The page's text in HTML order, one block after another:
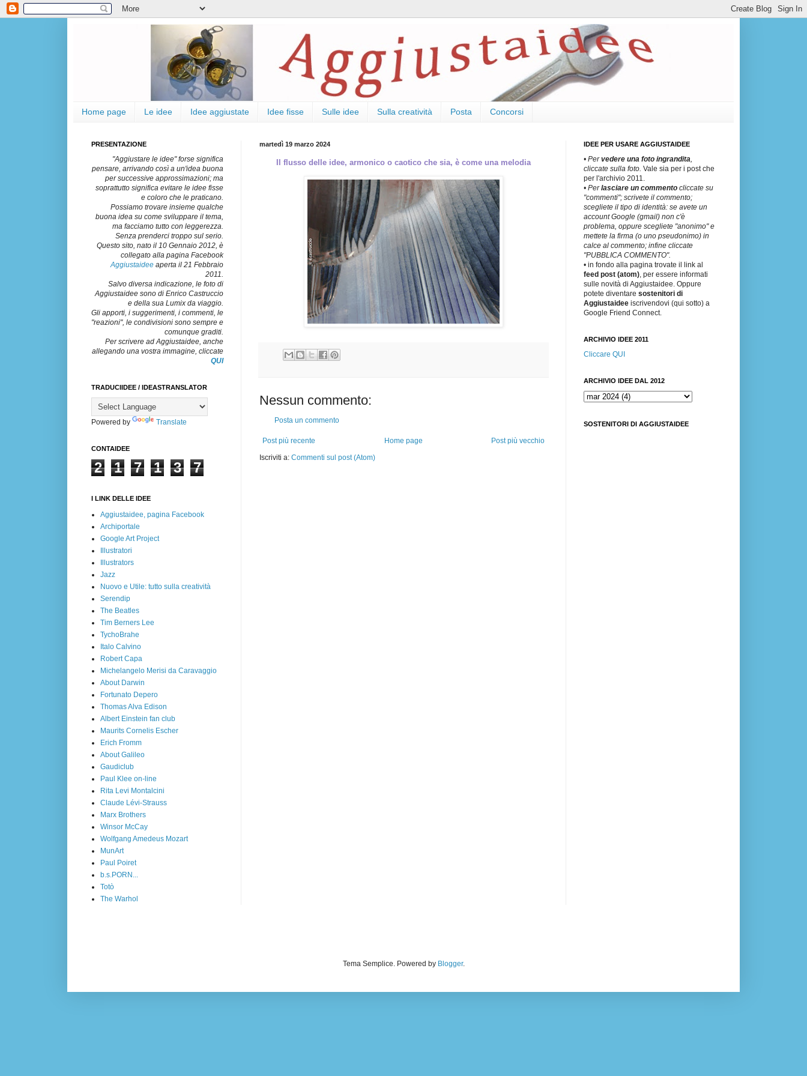
Home page Le idee Idee aggiustate Idee fisse Sulle idee Sulla creatività Posta Concorsi
martedì 19 marzo 2024
Il flusso delle idee, armonico o caotico che sia, è come una melodia
Nessun commento:
Posta un commento
Post più recente Post più vecchio
Home page
Iscriviti a: Commenti sul post (Atom)
PRESENTAZIONE
"Aggiustare le idee" forse significa
pensare, arrivando così a un'idea buona
per successive approssimazioni; ma
soprattutto significa evitare le idee fisse
e coloro che le praticano.
Possiamo trovare insieme qualche
buona idea su come sviluppare il tema,
ma facciamo tutto con leggerezza.
Senza prenderci troppo sul serio.
Questo sito, nato il 10 Gennaio 2012, è
collegato alla pagina Facebook
Aggiustaidee aperta il 21 Febbraio
2011.
Salvo diversa indicazione, le foto di
Aggiustaidee sono di Enrico Castruccio
e della sua Lumix da viaggio.
Gli apporti, i suggerimenti, i commenti, le
"reazioni", le condivisioni sono sempre e
comunque graditi.
Per scrivere ad Aggiustaidee, anche
allegando una vostra immagine, cliccate
QUI
TRADUCIIDEE / IDEASTRANSLATOR
Powered by Translate
CONTAIDEE
2 1 7 1 3 7
I LINK DELLE IDEE
Aggiustaidee, pagina Facebook
Archiportale
Google Art Project
Illustratori
Illustrators
Jazz
Nuovo e Utile: tutto sulla creatività
Serendip
The Beatles
Tim Berners Lee
TychoBrahe
Italo Calvino
Robert Capa
Michelangelo Merisi da Caravaggio
About Darwin
Fortunato Depero
Thomas Alva Edison
Albert Einstein fan club
Maurits Cornelis Escher
Erich Fromm
About Galileo
Gaudiclub
Paul Klee on-line
Rita Levi Montalcini
Claude Lévi-Strauss
Marx Brothers
Winsor McCay
Wolfgang Amedeus Mozart
MunArt
Paul Poiret
b.s.PORN...
Totò
The Warhol
IDEE PER USARE AGGIUSTAIDEE
• Pervedere una foto ingrandita
cliccate sulla foto. Vale sia per i post che
per l'archivio 2011.
• Perlasciare un commento cliccate su
"commenti"; scrivete il commento;
scegliete il tipo di identità: se avete un
account Google (gmail) non c'è
problema, oppure scegliete "anonimo" e
mettete la firma (o uno pseudonimo) in
calce al commento; infine cliccate
"PUBBLICA COMMENTO".
• in fondo alla pagina trovate il link al
feed post (atom) , per essere informati
sulle novità di Aggiustaidee. Oppure
potete diventare sostenitori di
Aggiustaidee iscrivendovi (qui sotto) a
Google Friend Connect.
ARCHIVIO IDEE 2011
Cliccare QUI
ARCHIVIO IDEE DAL 2012
SOSTENITORI DI AGGIUSTAIDEE
Tema Semplice. Powered by Blogger.